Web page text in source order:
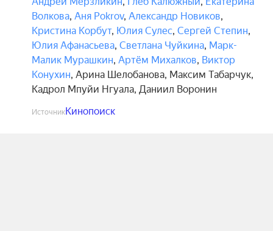
Волкова, Аня Pokrov, Александр Новиков,
Кристина Корбут, Юлия Сулес, Сергей Степин,
Юлия Афанасьева, Светлана Чуйкина, Марк-
Малик Мурашкин, Артём Михалков, Виктор
Конухин, Арина Шелобанова, Максим Табарчук,
Кадрол Мпуйи Нгуала, Даниил Воронин
ИсточникКинопоиск